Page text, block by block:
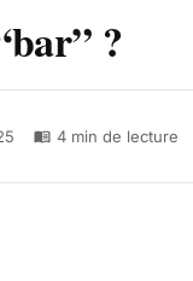
?
4min de lecture